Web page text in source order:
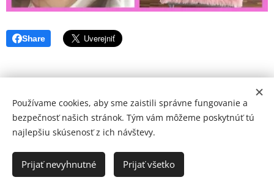
Share
Desing byFreepik.com
Vytvorené službouWebnode
Používame cookies, aby sme zaistili správne fungovanie a
bezpečnosť našich stránok. Tým vám môžeme poskytnúť tú
najlepšiu skúsenosť z ich návštevy.
Prijať nevyhnutné Prijať všetko